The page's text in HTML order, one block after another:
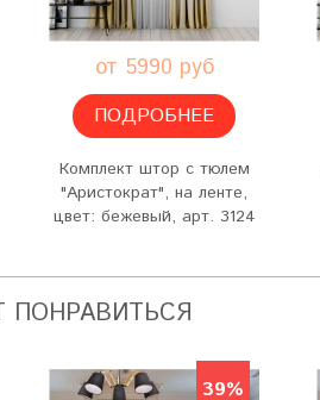
от 5990 руб
ПОДРОБНЕЕ
Комплект штор с тюлем
"Аристократ", на ленте,
цвет: бежевый, арт. 3124
ПОНРАВИТЬСЯ
39%